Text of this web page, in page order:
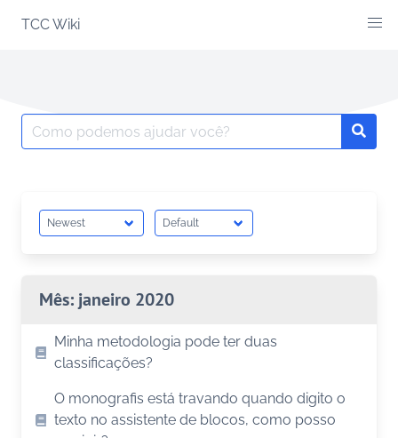
TCC Wiki
Search
for:
Mês: janeiro 2020
Minha metodologia pode ter duas
classificações?
O monografis está travando quando digito o
texto no assistente de blocos, como posso